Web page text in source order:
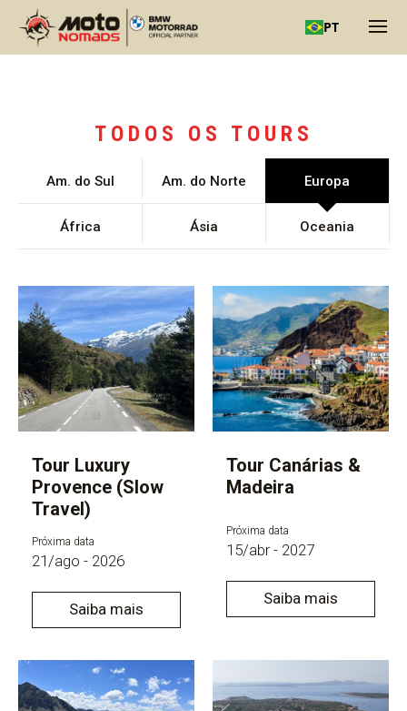
PT
TODOS OS TOURS
Am. do Sul Am. do Norte Europa
África Ásia Oceania
Tour Luxury
Provence (Slow
Travel)
Próxima data
21/ago - 2026
Saiba mais
Tour Canárias &
Madeira
Próxima data
15/abr - 2027
Saiba mais